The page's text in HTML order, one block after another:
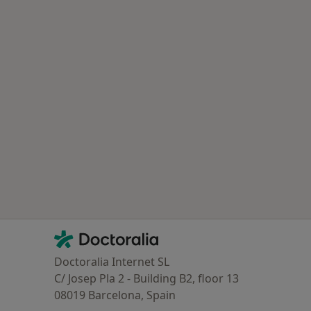
Contacto
Doctoralia - Página de inicio
Doctoralia Internet SL
C/ Josep Pla 2 - Building B2, floor 13
08019 Barcelona, Spain